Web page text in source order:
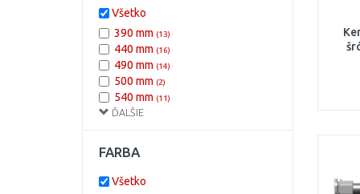
ĎALŠIE
Všetko
390 mm (13)
440 mm (16)
490 mm (14)
500 mm (2)
540 mm (11)
590 mm
890 mm
FARBA
Všetko